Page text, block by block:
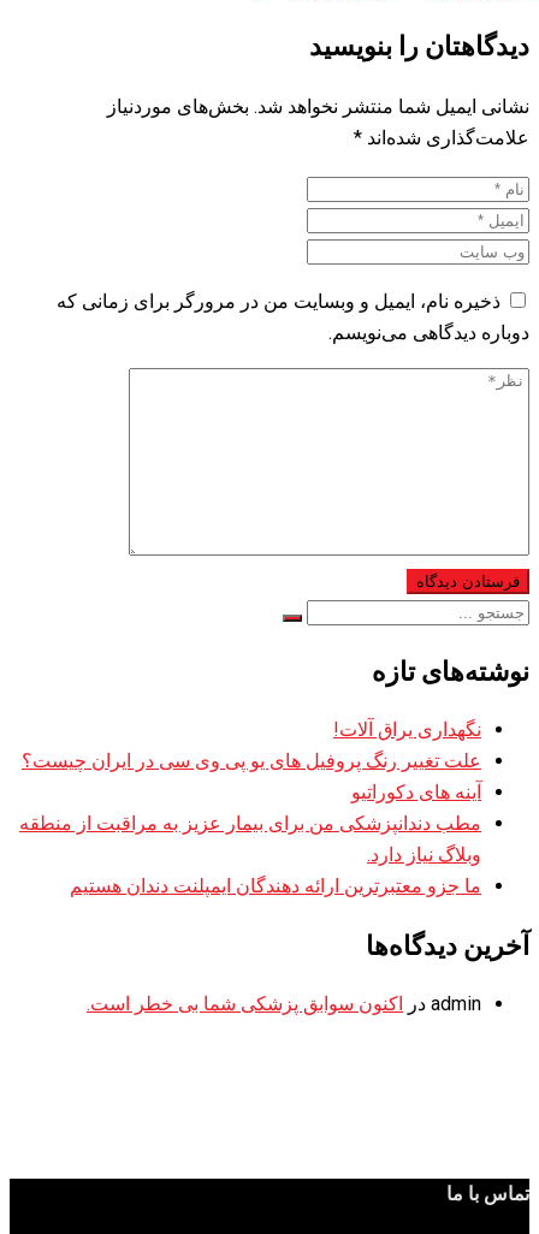
دیدگاهتان را بنویسید
نشانی ایمیل شما منتشر نخواهد شد. بخش‌های موردنیاز
علامت‌گذاری شده‌اند *
ذخیره نام، ایمیل و وبسایت من در مرورگر برای زمانی که
دوباره دیدگاهی می‌نویسم.
نوشته‌های تازه
نگهداری یراق آلات!
علت تغییر رنگ پروفیل های یو پی وی سی در ایران چیست؟
آینه های دکوراتیو
مطب دندانپزشکی من برای بیمار عزیز به مراقبت از منطقه
وبلاگ نیاز دارد.
ما جزو معتبرترین ارائه دهندگان ایمپلنت دندان هستیم
آخرین دیدگاه‌ها
admin در اکنون سوابق پزشکی شما بی خطر است.
تماس با ما